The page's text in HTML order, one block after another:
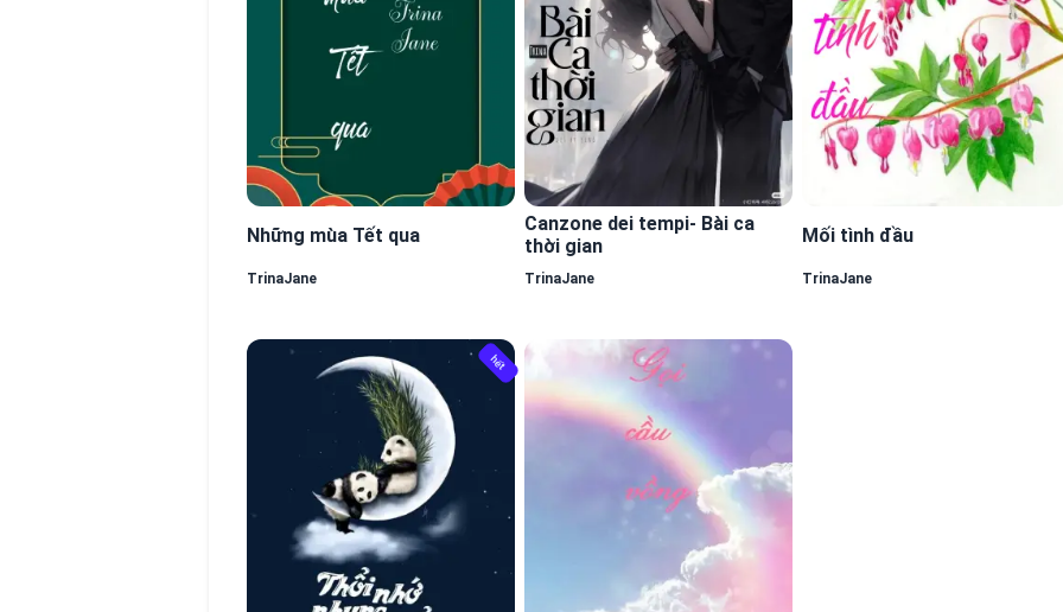
Những mùa Tết qua
TrinaJane
Canzone dei tempi- Bài ca
thời gian
TrinaJane
Mối tình đầu
TrinaJane
hết